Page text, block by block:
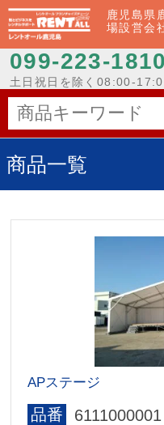
鹿児島県
場設営会
099-223-1810
土日祝日を除く08:00-
商品一覧
APステージ
品番 6111000001